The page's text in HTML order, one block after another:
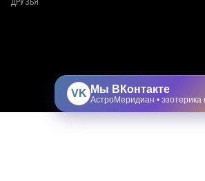
ДРУЗЬЯ
VK Мы ВКонтакте
АстроМеридиан • эзотерика